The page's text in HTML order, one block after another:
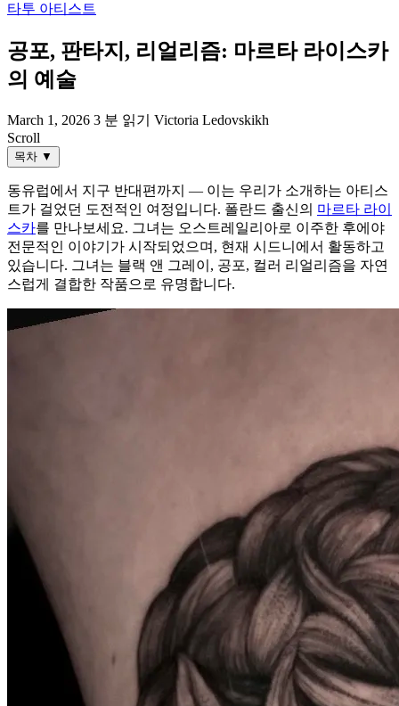
타투 아티스트
공포, 판타지, 리얼리즘: 마르타 라이스카
의 예술
March 1, 2026 3 분 읽기
Victoria Ledovskikh
Scroll
목차 ▼
동유럽에서 지구 반대편까지 — 이는 우리가 소개하는 아티스
트가 걸었던 도전적인 여정입니다. 폴란드 출신의 마르타 라이
스카를 만나보세요. 그녀는 오스트레일리아로 이주한 후에야
전문적인 이야기가 시작되었으며, 현재 시드니에서 활동하고
있습니다. 그녀는 블랙 앤 그레이, 공포, 컬러 리얼리즘을 자연
스럽게 결합한 작품으로 유명합니다.